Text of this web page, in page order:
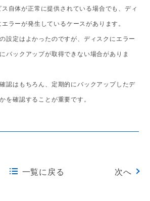
ス自体が正常に提供されている場合でも、ディ
エラーが発生しているケースがあります。
設定はよかったのですが、ディスクにエラー
バックアップが取得できない場合がありま
認はもちろん、定期的にバックアップしたデ
を確認することが重要です。
一覧に戻る 次へ